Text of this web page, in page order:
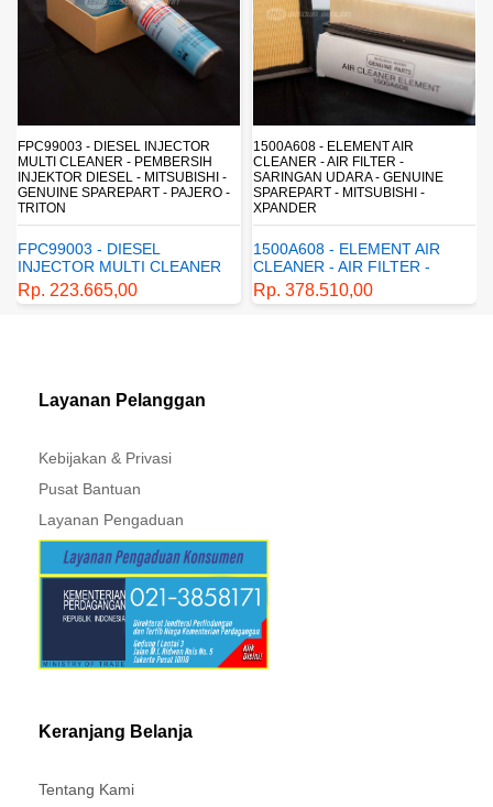
FPC99003 - DIESEL INJECTOR
MULTI CLEANER - PEMBERSIH
INJEKTOR DIESEL - MITSUBISHI -
GENUINE SPAREPART - PAJERO -
TRITON
FPC99003 - DIESEL
INJECTOR MULTI CLEANER
- PEMBERSIH INJEKTOR
DIESEL - MITSUBISHI -
Rp. 223.665,00
1500A608 - ELEMENT AIR
CLEANER - AIR FILTER -
SARINGAN UDARA - GENUINE
SPAREPART - MITSUBISHI -
XPANDER
1500A608 - ELEMENT AIR
CLEANER - AIR FILTER -
SARINGAN UDARA -
GENUINE SPAREPART -
Rp. 378.510,00
Layanan Pelanggan
Kebijakan & Privasi
Pusat Bantuan
Layanan Pengaduan
Keranjang Belanja
Tentang Kami